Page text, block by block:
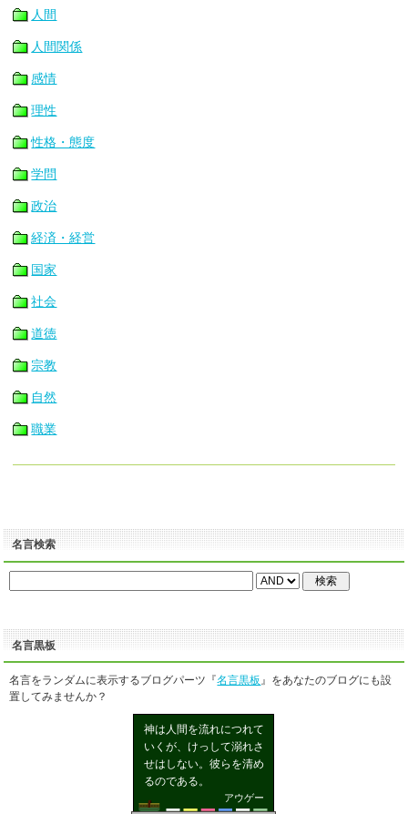
人間
人間関係
感情
理性
性格・態度
学問
政治
経済・経営
国家
社会
道徳
宗教
自然
職業
名言検索
名言黒板
名言をランダムに表示するブログパーツ『名言黒板 』をあなたのブログにも設
置してみませんか？
神は人間を流れにつれて
いくが、けっして溺れさ
せはしない。彼らを清め
るのである。
アウゲー